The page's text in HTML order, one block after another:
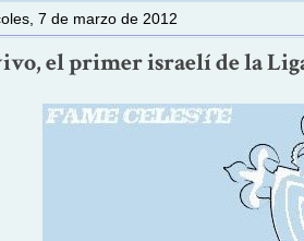
7 de marzo de 2012
el primer israelí de la